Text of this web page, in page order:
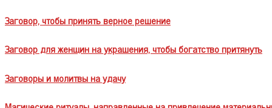
Заговор, чтобы принять верное решение
Заговор для женщин на украшения, чтобы богатство притянуть
Заговоры и молитвы на удачу